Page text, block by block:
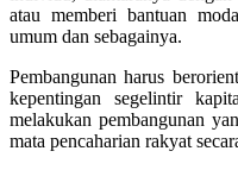
atau memberi bantuan
umum dan sebagainya.
Pembangunan harus
kepentingan segelintir
melakukan pembangunan
mata pencaharian rakyat